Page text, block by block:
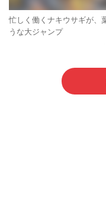
忙しく働くナキウサギが、
うな大ジャンプ